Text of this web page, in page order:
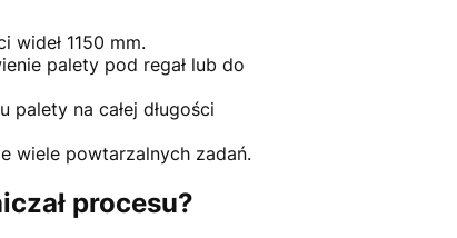
1150 mm.
palety pod regał lub do
na całej długości
wiele powtarzalnych zadań.
procesu?